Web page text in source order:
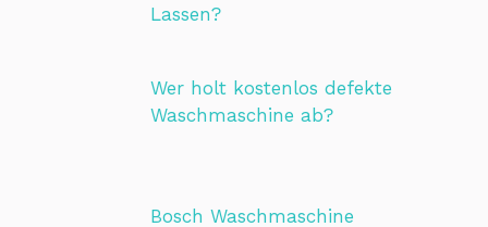
Lassen?
Wer holt kostenlos defekte
Waschmaschine ab?
Bosch Waschmaschine